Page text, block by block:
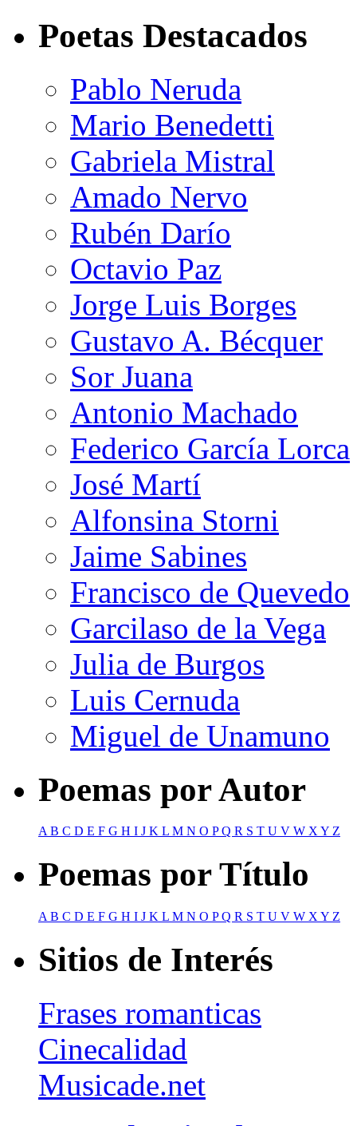
Poetas Destacados
Pablo Neruda
Mario Benedetti
Gabriela Mistral
Amado Nervo
Rubén Darío
Octavio Paz
Jorge Luis Borges
Gustavo A. Bécquer
Sor Juana
Antonio Machado
Federico García Lorca
José Martí
Alfonsina Storni
Jaime Sabines
Francisco de Quevedo
Garcilaso de la Vega
Julia de Burgos
Luis Cernuda
Miguel de Unamuno
Poemas por Autor
AB C D E F G H I J K L M N O PQ R S T U V W XY Z
Poemas por Título
A B C D E F G H I J K L M N O PQ R S T U V W X Y Z
Sitios de Interés
Frases romanticas
Cinecalidad
Musicade.net